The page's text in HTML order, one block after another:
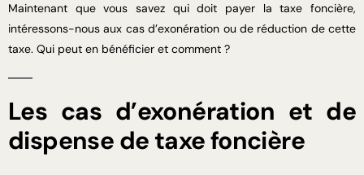
Maintenant que vous savez qui doit payer la taxe foncière,
intéressons-nous aux cas d’exonération ou de réduction de cette
taxe. Qui peut en bénéficier et comment ?
Les cas d’exonération et de
dispense de taxe foncière